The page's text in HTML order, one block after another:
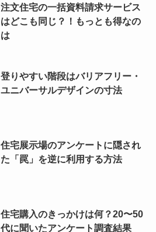
注文住宅の一括資料請求サービス
はどこも同じ？！もっとも得なの
は
登りやすい階段はバリアフリー・
ユニバーサルデザインの寸法
住宅展示場のアンケートに隠され
た「罠」を逆に利用する方法
住宅購入のきっかけは何？20〜50
代に聞いたアンケート調査結果